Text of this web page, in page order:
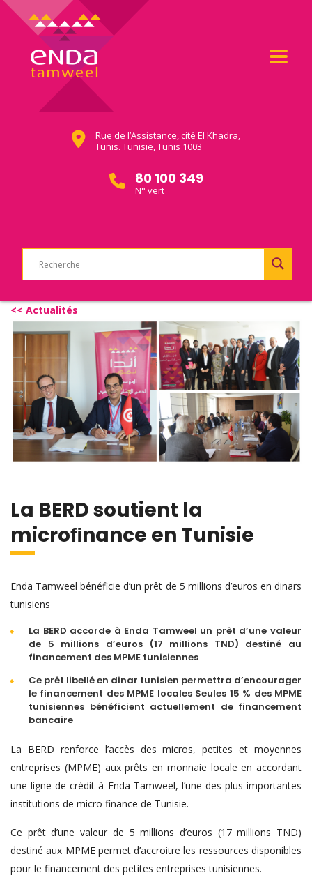
Rue de l’Assistance, cité El Khadra,
Tunis. Tunisie, Tunis 1003
80 100 349
N° vert
<< Actualités
La BERD soutient la
microﬁnance en Tunisie
Enda Tamweel bénéficie d’un prêt de 5 millions d’euros en dinars
tunisiens
La BERD accorde à Enda Tamweel un prêt d’une valeur
de 5 millions d’euros (17 millions TND) destiné au
financement des MPME tunisiennes
Ce prêt libellé en dinar tunisien permettra d’encourager
le financement des MPME locales Seules 15 % des MPME
tunisiennes bénéficient actuellement de financement
bancaire
La BERD renforce l’accès des micros, petites et moyennes
entreprises (MPME) aux prêts en monnaie locale en accordant
une ligne de crédit à Enda Tamweel, l’une des plus importantes
institutions de micro finance de Tunisie.
Ce prêt d’une valeur de 5 millions d’euros (17 millions TND)
destiné aux MPME permet d’accroitre les ressources disponibles
pour le financement des petites entreprises tunisiennes.